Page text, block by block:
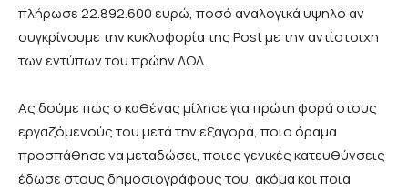
πλήρωσε 22.892.600 ευρώ, ποσό αναλογικά υψηλό αν
συγκρίνουμε την κυκλοφορία τηςPostμε την αντίστοιχη
των εντύπων του πρώην ΔΟΛ.
Ας δούμε πώς ο καθένας μίλησε για πρώτη φορά στους
εργαζόμενούς του μετά την εξαγορά, ποιο όραμα
προσπάθησε να μεταδώσει, ποιες γενικές κατευθύνσεις
έδωσε στους δημοσιογράφους του, ακόμα και ποια